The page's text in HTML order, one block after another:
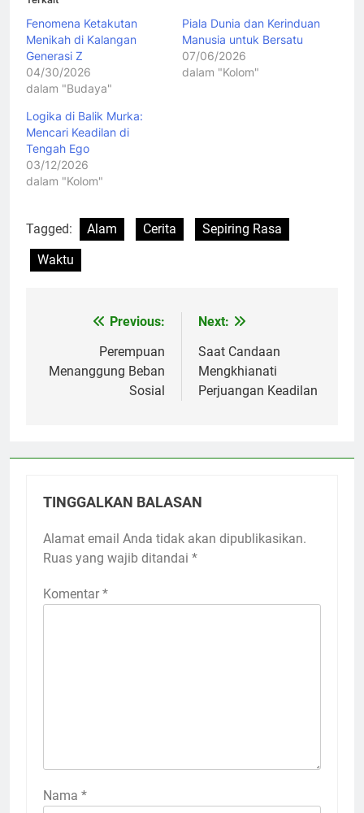
Fenomena Ketakutan
Menikah di Kalangan
Generasi Z
04/30/2026
dalam "Budaya"
Piala Dunia dan Kerinduan
Manusia untuk Bersatu
07/06/2026
dalam "Kolom"
Logika di Balik Murka:
Mencari Keadilan di
Tengah Ego
03/12/2026
dalam "Kolom"
Tagged: Alam Cerita
Sepiring Rasa
Waktu
NavigasiPrevious:
Perempuan
Menanggung Beban
Sosial
Next:
Saat Candaan
Mengkhianati
Perjuangan Keadilan
TINGGALKAN BALASAN
Alamat email Anda tidak akan dipublikasikan.
Ruas yang wajib ditandai *
Komentar *
Nama *